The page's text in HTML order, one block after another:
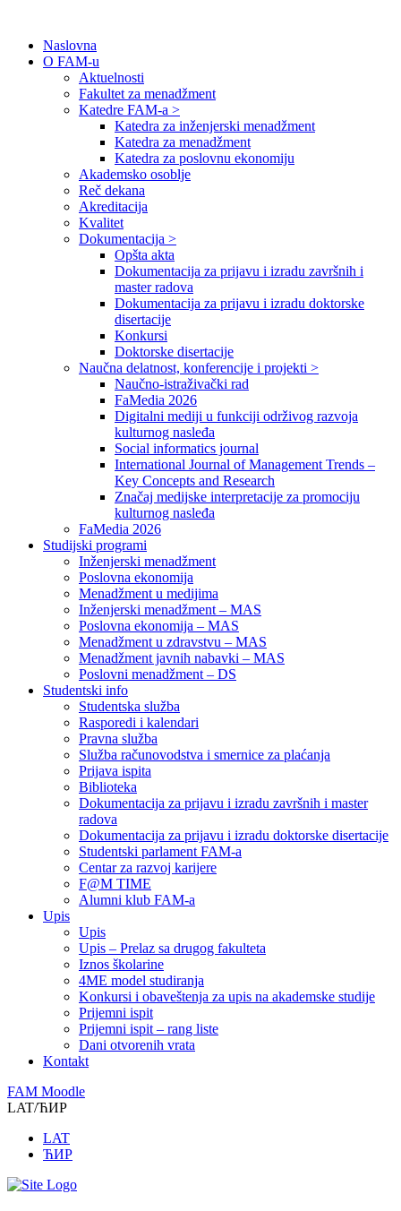
Naslovna
O FAM-u
Aktuelnosti
Fakultet za menadžment
Katedre FAM-a >
Katedra za inženjerski menadžment
Katedra za menadžment
Katedra za poslovnu ekonomiju
Akademsko osoblje
Reč dekana
Akreditacija
Kvalitet
Dokumentacija >
Opšta akta
Dokumentacija za prijavu i izradu završnih i
master radova
Dokumentacija za prijavu i izradu doktorske
disertacije
Konkursi
Doktorske disertacije
Naučna delatnost, konferencije i projekti >
Naučno-istraživački rad
FaMedia 2026
Digitalni mediji u funkciji održivog razvoja
kulturnog nasleđa
Social informatics journal
International Journal of Management Trends –
Key Concepts and Research
Značaj medijske interpretacije za promociju
kulturnog nasleđa
FaMedia 2026
Studijski programi
Inženjerski menadžment
Poslovna ekonomija
Menadžment u medijima
Inženjerski menadžment – MAS
Poslovna ekonomija – MAS
Menadžment u zdravstvu – MAS
Menadžment javnih nabavki – MAS
Poslovni menadžment – DS
Studentski info
Studentska služba
Rasporedi i kalendari
Pravna služba
Služba računovodstva i smernice za plaćanja
Prijava ispita
Biblioteka
Dokumentacija za prijavu i izradu završnih i master
radova
Dokumentacija za prijavu i izradu doktorske disertacije
Studentski parlament FAM-a
Centar za razvoj karijere
F@M TIME
Alumni klub FAM-a
Upis
Upis
Upis – Prelaz sa drugog fakulteta
Iznos školarine
4ME model studiranja
Konkursi i obaveštenja za upis na akademske studije
Prijemni ispit
Prijemni ispit – rang liste
Dani otvorenih vrata
Kontakt
FAM Moodle
LAT/ЋИР
LAT
ЋИР